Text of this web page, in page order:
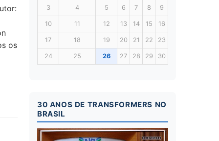
os
3 4 5 6 7 8 9
10 11 12 13 14 15 16
17 18 19 20 21 22 23
24 25 26 27 28 29 30
30 ANOS DE TRANSFORMERS NO
BRASIL